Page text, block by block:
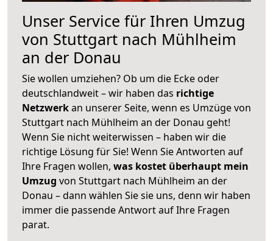
Unser Service für Ihren Umzug
von Stuttgart nach Mühlheim
an der Donau
Sie wollen umziehen? Ob um die Ecke oder
deutschlandweit – wir haben das richtige
Netzwerkan unserer Seite, wenn es Umzüge von
Stuttgart nach Mühlheim an der Donau geht!
Wenn Sie nicht weiterwissen – haben wir die
richtige Lösung für Sie! Wenn Sie Antworten auf
Ihre Fragen wollen, was kostet überhaupt mein
Umzug von Stuttgart nach Mühlheim an der
Donau – dann wählen Sie sie uns, denn wir haben
immer die passende Antwort auf Ihre Fragen
parat.